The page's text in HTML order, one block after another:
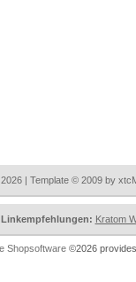
| Template © 2009 by
Linkempfehlungen: Kratom
Shopsoftware©2026